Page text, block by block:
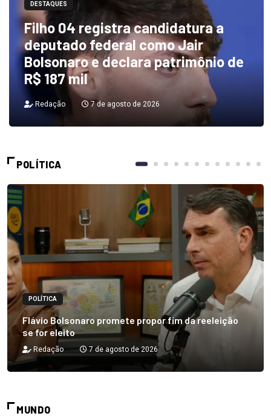
DESTAQUES
Filho 04 registra candidatura a
deputado federal como Jair
Bolsonaro e declara patrimônio de
R$ 187 mil
Redação 7 de agosto de 2026
POLÍTICA
POLÍTICA
Flávio Bolsonaro promete propor fim da reeleição
se for eleito
Redação 7 de agosto de 2026
MUNDO